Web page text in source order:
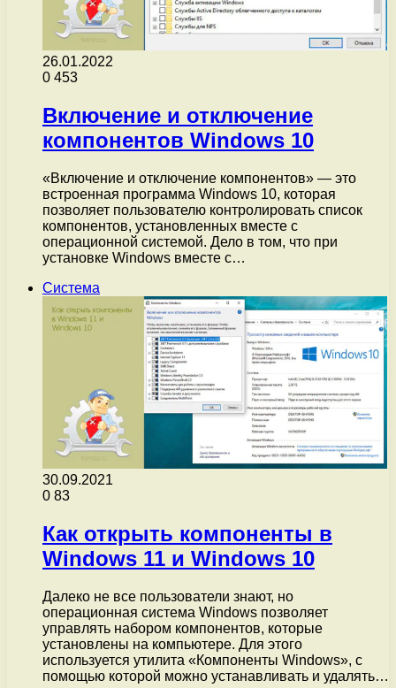
26.01.2022
0 453
Включение и отключение
компонентов Windows 10
«Включение и отключение компонентов» — это
встроенная программа Windows 10, которая
позволяет пользователю контролировать список
компонентов, установленных вместе с
операционной системой. Дело в том, что при
установке Windows вместе с…
Система
30.09.2021
0 83
Как открыть компоненты в
Windows 11 и Windows 10
Далеко не все пользователи знают, но
операционная система Windows позволяет
управлять набором компонентов, которые
установлены на компьютере. Для этого
используется утилита «Компоненты Windows», с
помощью которой можно устанавливать и удалять…